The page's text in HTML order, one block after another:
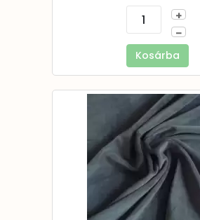
+
–
Kosárba